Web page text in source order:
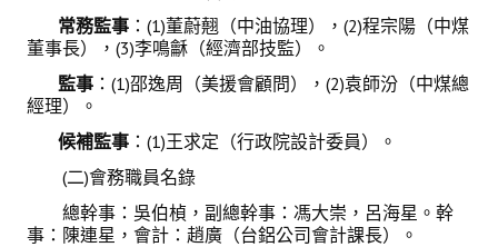
常務監事 ：(1)董蔚翹（中油協理），(2)程宗陽（中煤
董事長），(3)李鳴龢（經濟部技監）。
監事 ：(1)邵逸周（美援會顧問），(2)袁師汾（中煤總
經理）。
候補監事 ：(1)王求定（行政院設計委員）。
(二)會務職員名錄
總幹事：吳伯楨，副總幹事：馮大崇，呂海星。幹
事：陳連星，會計：趙廣（台鋁公司會計課長）。